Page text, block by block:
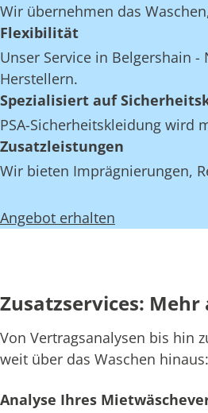
Wir übernehmen das
Flexibilität
Unser Service in Belgershain
Herstellern.
Spezialisiert auf
PSA-Sicherheitskleidung wird
Zusatzleistungen
Wir bieten Imprägnierungen,
Angebot erhalten
Zusatzservices:
Von Vertragsanalysen bis hin
weit über das Waschen hinaus:
Analyse Ihres